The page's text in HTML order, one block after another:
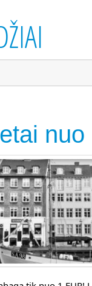
nuo